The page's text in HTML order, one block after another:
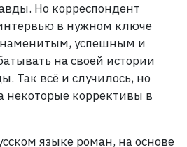
Но корреспондент
в нужном ключе
успешным и
на своей истории
Так всё и случилось, но
некоторые коррективы в
языке роман, на основе